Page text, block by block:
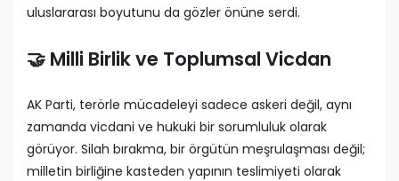
uluslararası boyutunu da gözler önüne serdi.
🤝 Milli Birlik ve Toplumsal Vicdan
AK Parti, terörle mücadeleyi sadece askeri değil, aynı
zamanda vicdani ve hukuki bir sorumluluk olarak
görüyor. Silah bırakma, bir örgütün meşrulaşması değil;
milletin birliğine kasteden yapının teslimiyeti olarak